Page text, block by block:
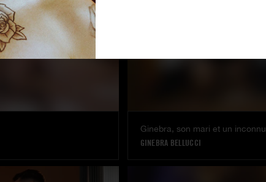
Ginebra, son mari et un inconnu
GINEBRA BELLUCCI